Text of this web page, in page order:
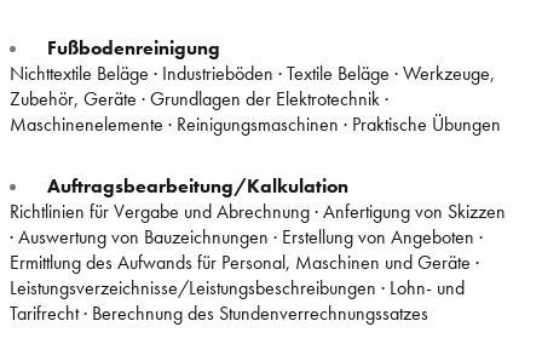
Fußbodenreinigung
Nichttextile Beläge · Industrieböden · Textile Beläge · Werkzeuge,
Zubehör, Geräte · Grundlagen der Elektrotechnik ·
Maschinenelemente · Reinigungsmaschinen · Praktische Übungen
Auftragsbearbeitung/Kalkulation
Richtlinien für Vergabe und Abrechnung · Anfertigung von Skizzen
· Auswertung von Bauzeichnungen · Erstellung von Angeboten ·
Ermittlung des Aufwands für Personal, Maschinen und Geräte ·
Leistungsverzeichnisse/Leistungsbeschreibungen · Lohn- und
Tarifrecht · Berechnung des Stundenverrechnungssatzes